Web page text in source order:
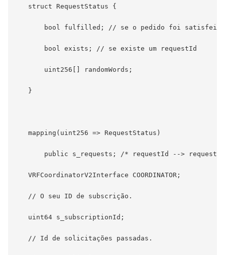
   struct RequestStatus {
bool fulfilled; // se o pedido foi
       bool exists; // se existe um requestId
       uint256[] randomWords;
   }
   mapping(uint256 => RequestStatus)
public s_requests; /* requestId -->
   VRFCoordinatorV2Interface COORDINATOR;
   // O seu ID de subscrição.
   uint64 s_subscriptionId;
   // Id de solicitações passadas.